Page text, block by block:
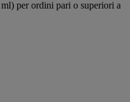
per ordini pari o superiori a